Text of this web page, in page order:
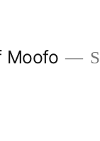
Moofo